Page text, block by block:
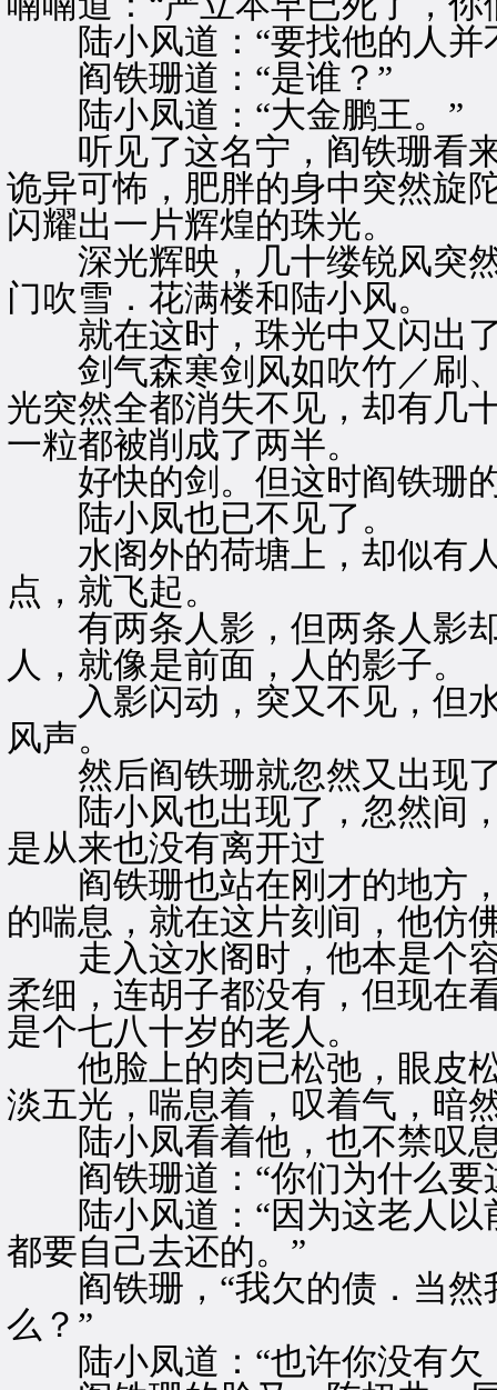
陆小风道：“要找他的人并
阎铁珊道：“是谁？”
陆小凤道：“大金鹏王。”
听见了这名宁，阎铁珊看来
诡异可怖，肥胖的身中突然旋
闪耀出一片辉煌的珠光。
深光辉映，几十缕锐风突然
门吹雪．花满楼和陆小风。
就在这时，珠光中又闪出
剑气森寒剑风如吹竹／刷、
光突然全都消失不见，却有几
一粒都被削成了两半。
好快的剑。但这时阎铁珊
陆小凤也已不见了。
水阁外的荷塘上，却似有人
点，就飞起。
有两条人影，但两条人影却
人，就像是前面，人的影子。
入影闪动，突又不见，但水
风声。
然后阎铁珊就忽然又出现
陆小风也出现了，忽然间，
是从来也没有离开过
阎铁珊也站在刚才的地方，
的喘息，就在这片刻间，他仿
走入这水阁时，他本是个容
柔细，连胡子都没有，但现在
是个七八十岁的老人。
他脸上的肉已松弛，眼皮松
淡五光，喘息着，叹着气，
陆小凤看着他，也不禁叹息
阎铁珊道：“你们为什么要
陆小风道：“因为这老人以
都要自己去还的。”
阎铁珊，“我欠的债．当然
么？”
陆小凤道：“也许你没有欠